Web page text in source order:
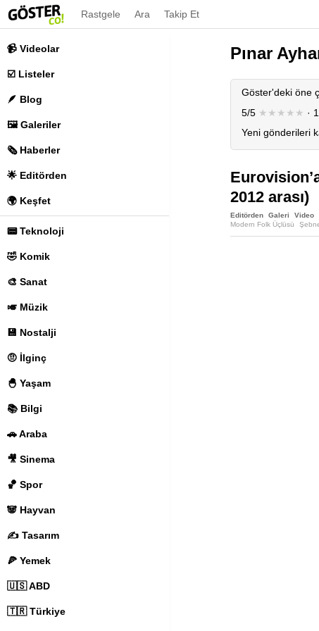
📹 Videolar
☑️ Listeler
🪶 Blog
🖼️ Galeriler
🗞️ Haberler
🌟 Editörden
🌍 Keşfet
📟 Teknoloji
🤣 Komik
🎨 Sanat
🎺 Müzik
💾 Nostalji
🤨 İlginç
🐣 Yaşam
📚 Bilgi
🚗 Araba
🎥 Sinema
🏀 Spor
🐼 Hayvan
✍️ Tasarım
🍕 Yemek
🇺🇸 ABD
🇹🇷 Türkiye
Rastgele Ara Takip Et
Pınar
Göster'deki öne
5/5 ★★★★★ ·
Yeni gönderileri
2012 arası)
Editörden Galeri Video
Modern Folk Üçlüsü